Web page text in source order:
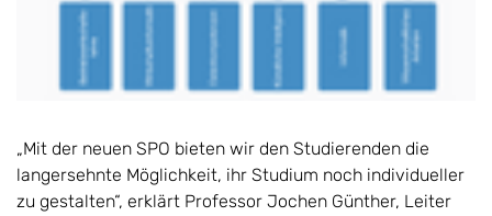
„Mit der neuen SPO bieten wir den Studierenden die
langersehnte Möglichkeit, ihr Studium noch individueller
zu gestalten“, erklärt Professor Jochen Günther, Leiter